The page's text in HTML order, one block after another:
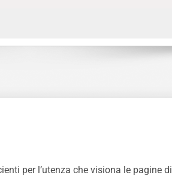
per l’utenza che visiona le pagine di